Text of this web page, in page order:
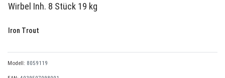
Wirbel Inh. 8 Stück 19 kg
Iron Trout
Modell: 8059119